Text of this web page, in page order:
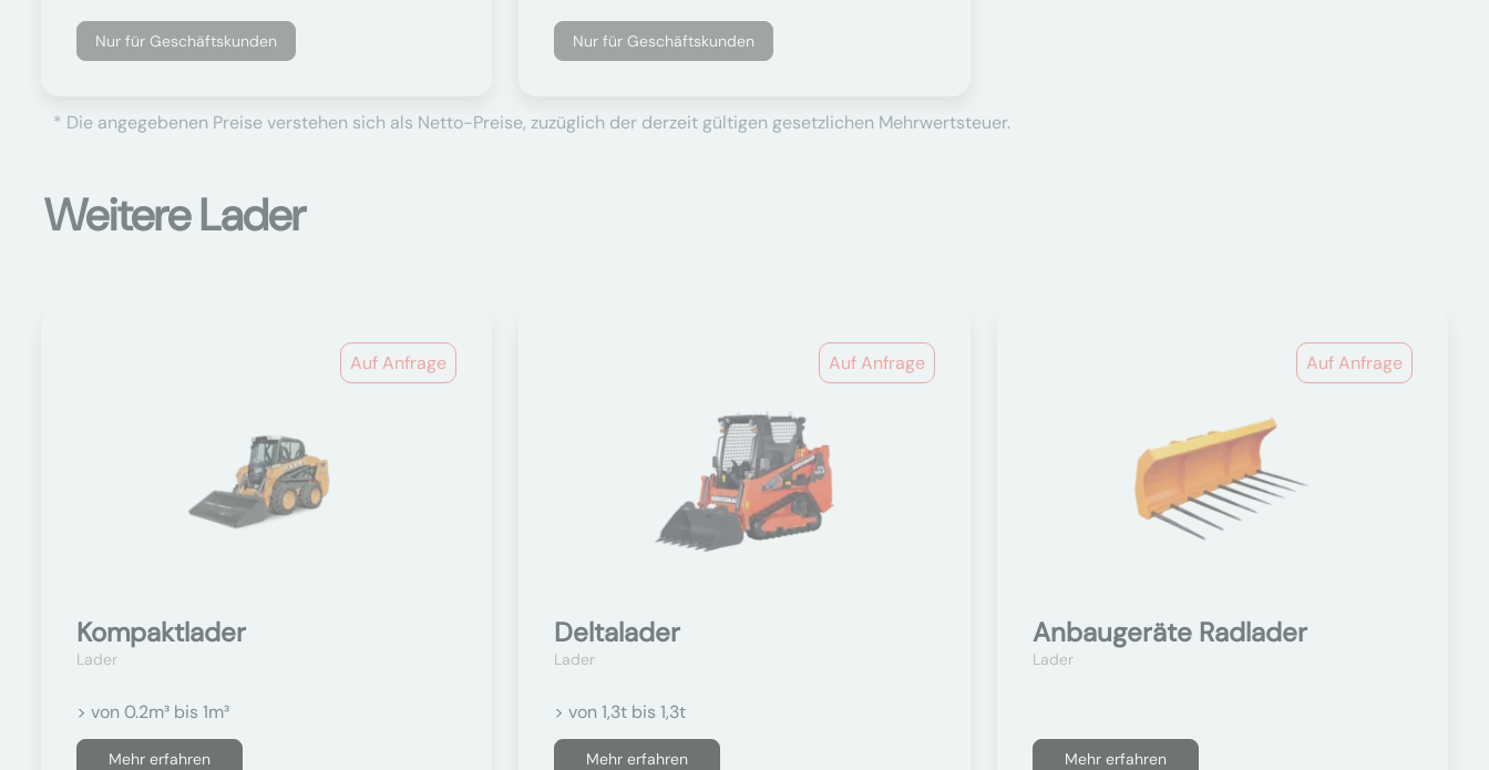
Nur für Geschäftskunden Nur für Geschäftskunden
* Die angegebenen Preise verstehen sich als Netto-Preise, zuzüglich der derzeit gültigen gesetzlichen Mehrwertsteuer.
Weitere Lader
Auf Anfrage
Kompaktlader
Lader
> von 0.2m³ bis 1m³
Mehr erfahren
Auf Anfrage
Deltalader
Lader
> von 1,3t bis 1,3t
Mehr erfahren
Auf Anfrage
Anbaugeräte Radlader
Lader
Mehr erfahren